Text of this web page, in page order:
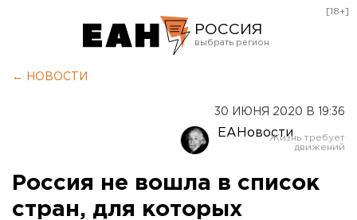
РОССИЯ
Оренбург
[18+]
← НОВОСТИ
30 ИЮНЯ 2020 В 19:36
ЕАНовости
Россия не вошла в список
стран, для которых